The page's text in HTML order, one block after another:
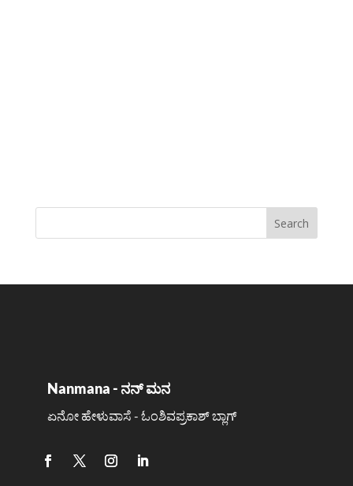
Nanmana - ನನ್ ಮನ
ಏನೋ ಹೇಳುವಾಸೆ - ಓಂಶಿವಪ್ರಕಾಶ್ ಬ್ಲಾಗ್